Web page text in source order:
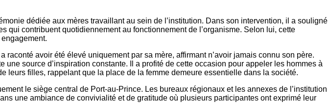
dédiée aux mères travaillant au sein de l’institution. Dans son intervention, il a souligné
qui contribuent quotidiennement au fonctionnement de l’organisme. Selon lui, cette
avoir été élevé uniquement par sa mère, affirmant n’avoir jamais connu son père.
source d’inspiration constante. Il a profité de cette occasion pour appeler les hommes à
leurs filles, rappelant que la place de la femme demeure essentielle dans la société.
le siège central de Port-au-Prince. Les bureaux régionaux et les annexes de l’institution
une ambiance de convivialité et de gratitude où plusieurs participantes ont exprimé leur